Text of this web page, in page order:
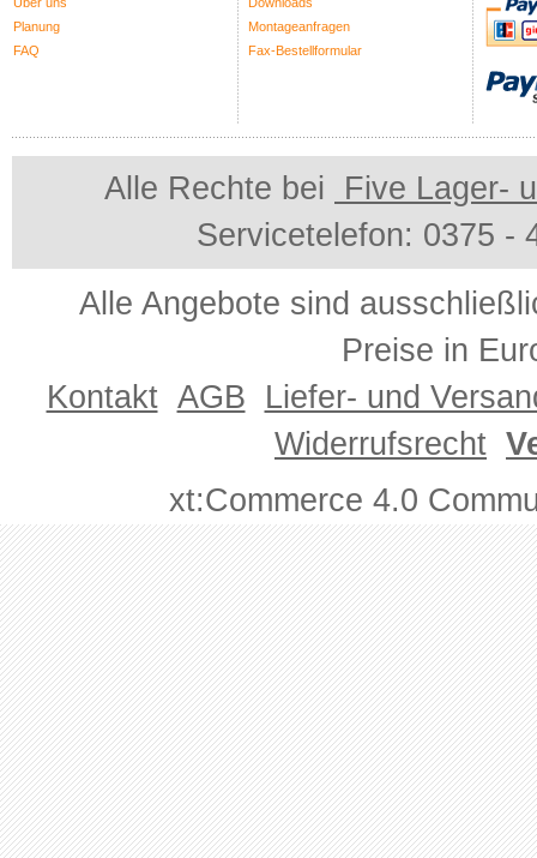
Planung
FAQ
Montageanfragen
Fax-Bestellformular
Alle Rechte bei
Five Lager-
Servicetelefon: 0375 -
Alle Angebote sind
Preise in
Kontakt AGB
Liefer- und
Widerrufsrecht
xt:Commerce 4.0